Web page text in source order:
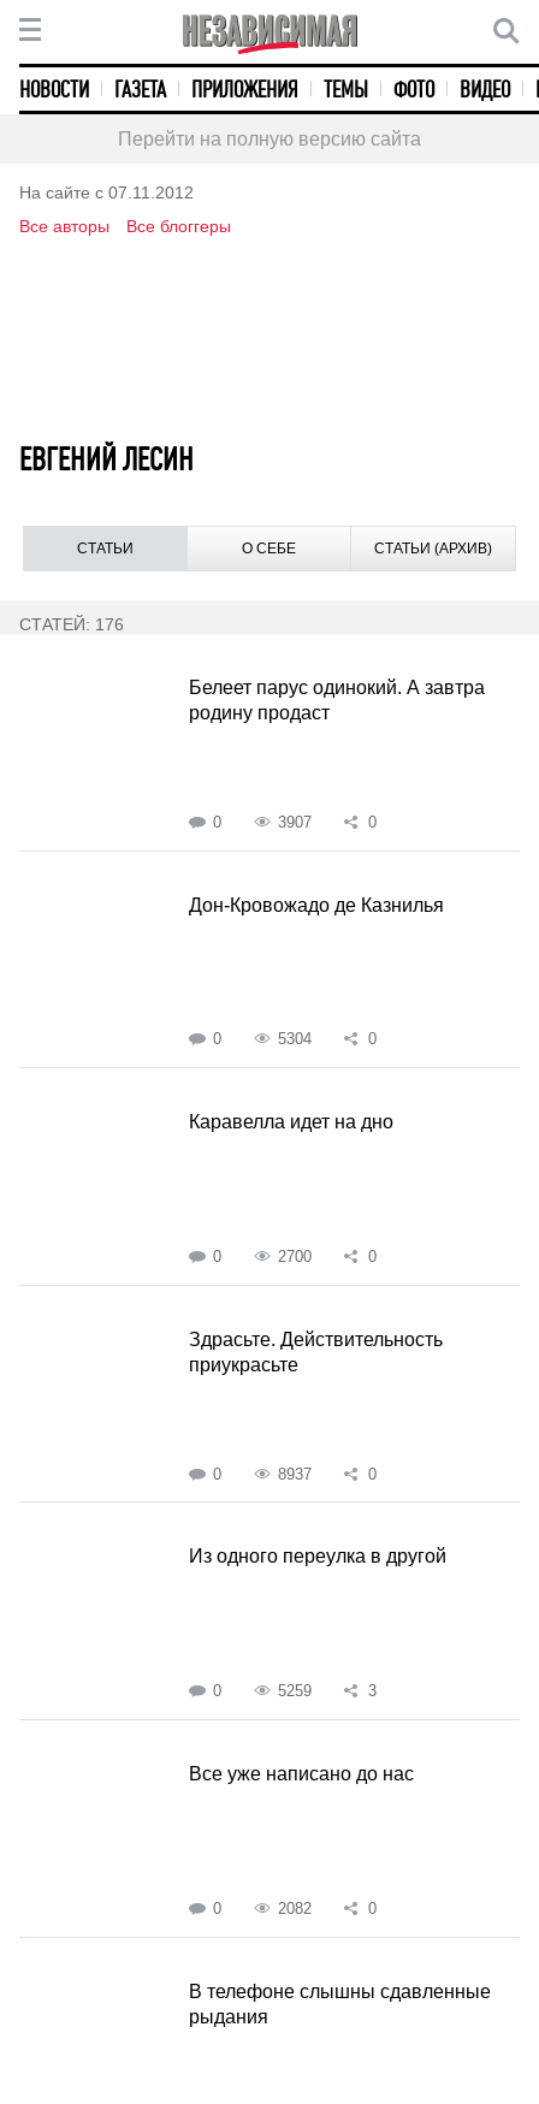
НОВОСТИ ГАЗЕТА ПРИЛОЖЕНИЯ ТЕМЫ ФОТО ВИДЕО
Перейти на полную версию сайта
На сайте с 07.11.2012
Все авторы
Все блоггеры
ЕВГЕНИЙ ЛЕСИН
СТАТЬИ О СЕБЕ СТАТЬИ (АРХИВ)
СТАТЕЙ: 176
Белеет парус одинокий. А завтра
родину продаст
0 3907 0
Дон-Кровожадо де Казнилья
0 5304 0
Каравелла идет на дно
0 2700 0
Здрасьте. Действительность
приукрасьте
0 8937 0
Из одного переулка в другой
0 5259 3
Все уже написано до нас
0 2082 0
В телефоне слышны сдавленные
рыдания